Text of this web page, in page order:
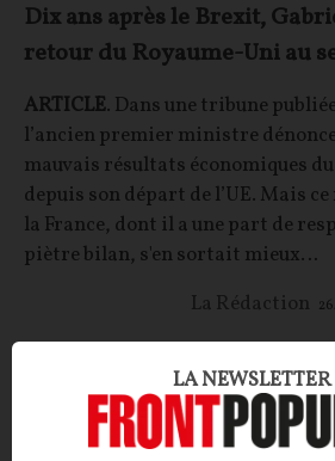
Dix ans après le Brexit,
retour du Royaume-Uni au
ARTICLE. Dans une tribune
l’ancien premier ministre
mauvais résultats économiques
depuis son départ de l’UE. Mais
la France, dont il a une part de
piètre bilan, s'en sortait mieux…
La Rédaction
CULTURE
LA NEWSLETTER